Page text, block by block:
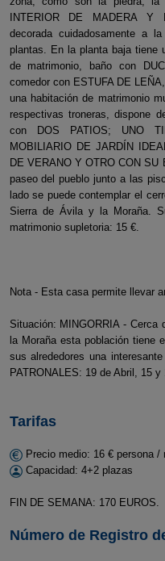
INTERIOR DE MADERA Y
decorada cuidadosamente a
plantas. En la planta baja tiene
de matrimonio, baño con
comedor con ESTUFA DE
una habitación de matrimonio
respectivas troneras, dispone
con DOS PATIOS; UNO
MOBILIARIO DE JARDÍN
DE VERANO Y OTRO CON
paseo del pueblo junto a las
lado se puede contemplar el
Sierra de Ávila y la Moraña.
matrimonio supletoria: 15 €.
Nota - Esta casa permite llevar
Situación: MINGORRIA -
la Moraña esta población tiene
sus alrededores una
PATRONALES: 19 de Abril, 15
Tarifas
Precio medio: 16 € persona /
Capacidad: 4+2 plazas
FIN DE SEMANA: 170 EUROS.
Número de Registro